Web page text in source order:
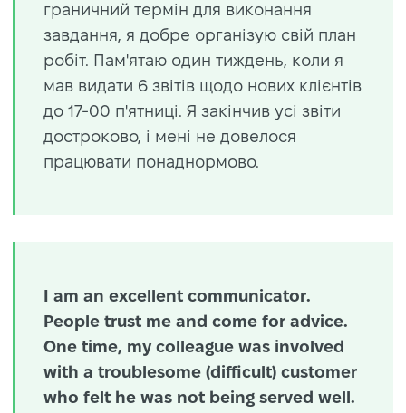
граничний термін для виконання
завдання, я добре організую свій план
робіт. Пам'ятаю один тиждень, коли я
мав видати 6 звітів щодо нових клієнтів
до 17-00 п'ятниці. Я закінчив усі звіти
достроково, і мені не довелося
працювати понаднормово.
I am an excellent communicator.
People trust me and come for advice.
One time, my colleague was involved
with a troublesome (difficult) customer
who felt he was not being served well.